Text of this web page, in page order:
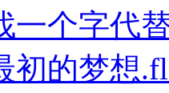
一个字代
初的梦想